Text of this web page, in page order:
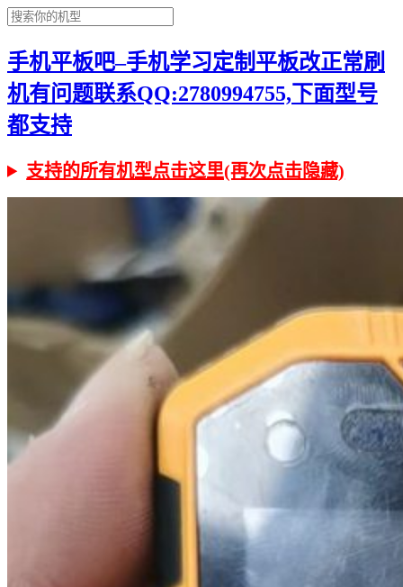
手机平板吧–手机学习定制平板改正常刷
机有问题联系QQ:2780994755,下面型号
都支持
支持的所有机型点击这里(再次点击隐藏)